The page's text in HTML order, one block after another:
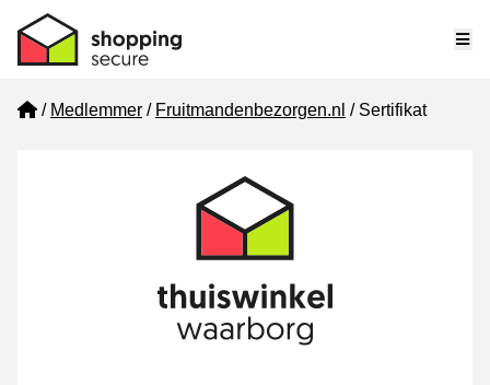
Home
Medlemmer Fruitmandenbezorgen.nl Sertifikat